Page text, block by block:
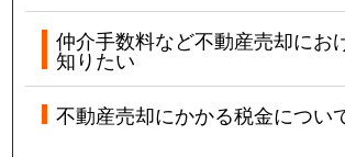
仲介手数料など不動産売却にお
知りたい
不動産売却にかかる税金につい